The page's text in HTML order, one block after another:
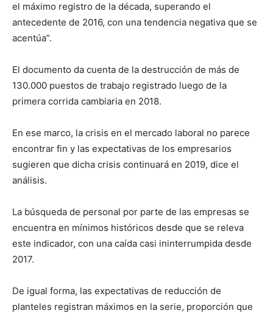
el máximo registro de la década, superando el
antecedente de 2016, con una tendencia negativa que se
acentúa”.
El documento da cuenta de la destrucción de más de
130.000 puestos de trabajo registrado luego de la
primera corrida cambiaria en 2018.
En ese marco, la crisis en el mercado laboral no parece
encontrar fin y las expectativas de los empresarios
sugieren que dicha crisis continuará en 2019, dice el
análisis.
La búsqueda de personal por parte de las empresas se
encuentra en mínimos históricos desde que se releva
este indicador, con una caída casi ininterrumpida desde
2017.
De igual forma, las expectativas de reducción de
planteles registran máximos en la serie, proporción que